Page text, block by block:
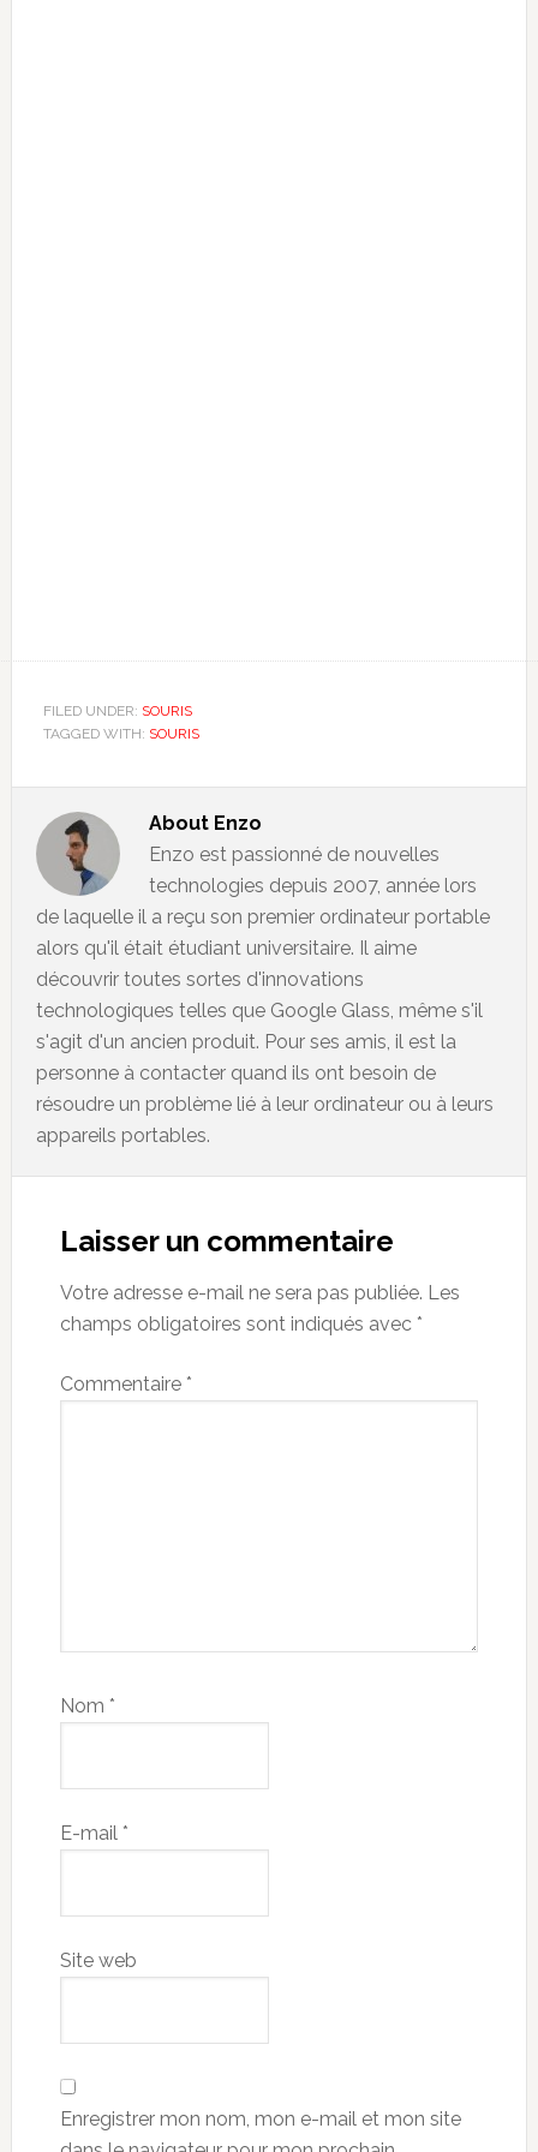
FILED UNDER: SOURIS
TAGGED WITH: SOURIS
About Enzo
Enzo est passionné de nouvelles
technologies depuis 2007, année lors
de laquelle il a reçu son premier ordinateur portable
alors qu'il était étudiant universitaire. Il aime
découvrir toutes sortes d'innovations
technologiques telles que Google Glass, même s'il
s'agit d'un ancien produit. Pour ses amis, il est la
personne à contacter quand ils ont besoin de
résoudre un problème lié à leur ordinateur ou à leurs
appareils portables.
Interactions
Laisser un commentaire
Votre adresse e-mail ne sera pas publiée. Les
champs obligatoires sont indiqués avec *
Commentaire *
Nom *
E-mail *
Site web
Enregistrer mon nom, mon e-mail et mon site